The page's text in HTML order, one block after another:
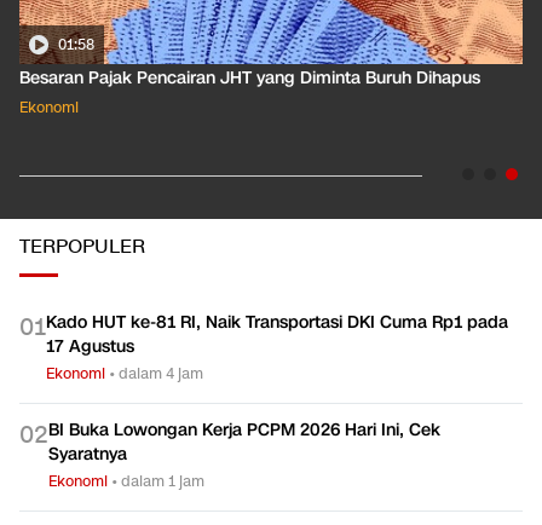
01:50
Apa Arti Peringkat Kredit Indonesia yang Dirilis S&P Global
Dkk?
TERPOPULER
01Kado HUT ke-81 RI, Naik Transportasi DKI Cuma Rp1 pada
17 Agustus
Ekonomi •dalam 4 jam
02BI Buka Lowongan Kerja PCPM 2026 Hari Ini, Cek
Syaratnya
Ekonomi •dalam 1 jam